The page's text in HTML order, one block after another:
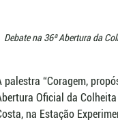
Debate na 36ª Abertura da
palestra “Coragem,
Oficial da
na Estação